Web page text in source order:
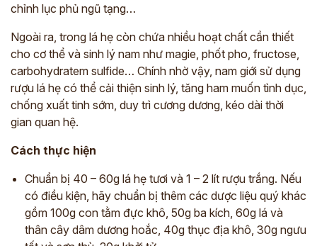
chỉnh lục phủ ngũ tạng…
Ngoài ra, trong lá hẹ còn chứa nhiều hoạt chất cần thiết
cho cơ thể và sinh lý nam như magie, phốt pho, fructose,
carbohydratem sulfide… Chính nhờ vậy, nam giới sử dụng
rượu lá hẹ có thể cải thiện sinh lý, tăng ham muốn tình dục,
chống xuất tinh sớm, duy trì cương dương, kéo dài thời
gian quan hệ.
Cách thực hiện
Chuẩn bị 40 – 60g lá hẹ tươi và 1 – 2 lít rượu trắng. Nếu
có điều kiện, hãy chuẩn bị thêm các dược liệu quý khác
gồm 100g con tằm đực khô, 50g ba kích, 60g lá và
thân cây dâm dương hoắc, 40g thục địa khô, 30g ngưu
ĐĂNG KÝ TƯ VẤN
THĂM KHÁM
CÙNG CHUYÊN GIA Y HỌC CỔ TRUYỀN
*